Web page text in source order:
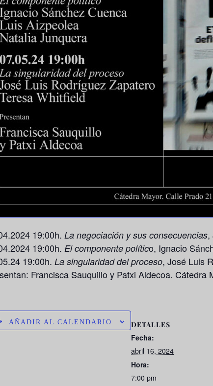
19:00h. La negociación y sus consecuencias,
19:00h. El componente político, Ignacio
19:00h. La singularidad del proceso, José Luis
Francisca Sauquillo y Patxi Aldecoa. Cátedra
AÑADIR AL CALENDARIO DETALLES
Fecha:
abril 16, 2024
Hora:
7:00 pm